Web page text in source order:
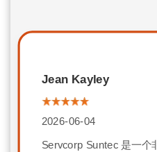
Jean Kayley
2026-06-04
Servcorp Suntec 是一个